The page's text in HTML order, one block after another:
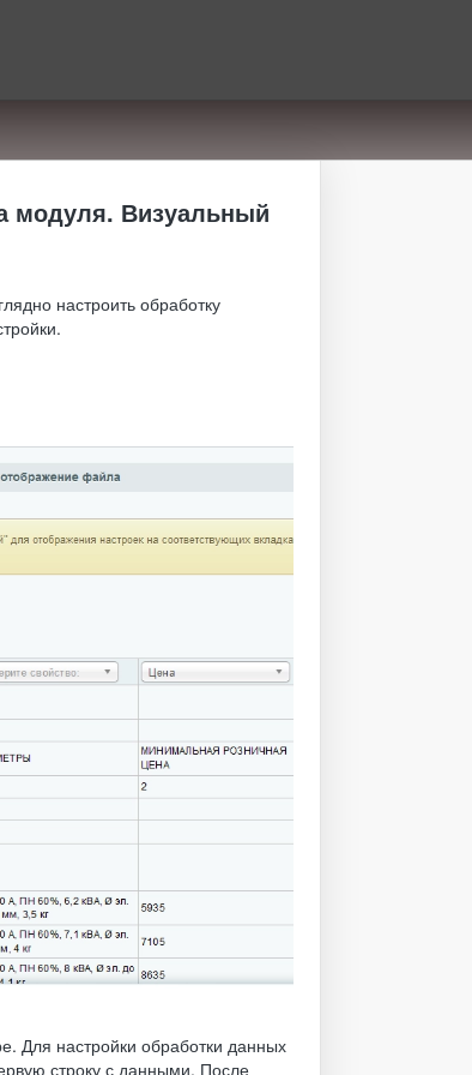
модуля. Визуальный
настроить обработку
Для настройки обработки данных
строку с данными. После